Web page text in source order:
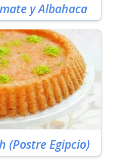
y Albahaca
(Postre Egipcio)